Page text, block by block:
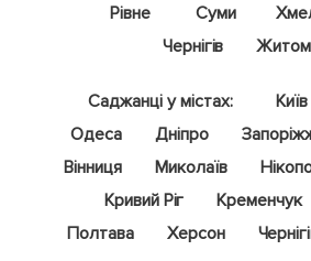
Рівне
Суми
Чернігів
Саджанці у містах: Київ
Одеса
Дніпро
Вінниця
Миколаїв
Кривий Ріг
Кременчук
Полтава
Херсон